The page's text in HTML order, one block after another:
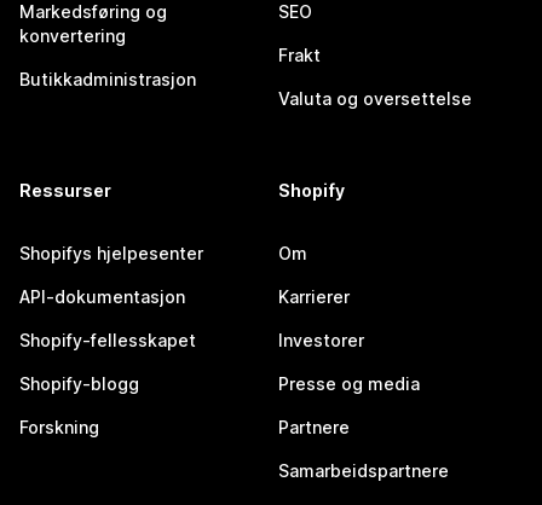
Markedsføring og
konvertering
Butikkadministrasjon
SEO
Frakt
Valuta og oversettelse
Ressurser
Shopifys hjelpesenter
API-dokumentasjon
Shopify-fellesskapet
Shopify-blogg
Forskning
Shopify
Om
Karrierer
Investorer
Presse og media
Partnere
Samarbeidspartnere